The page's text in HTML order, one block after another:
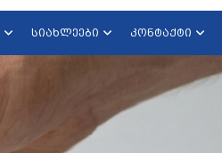
სიახლეები კონტაქტი